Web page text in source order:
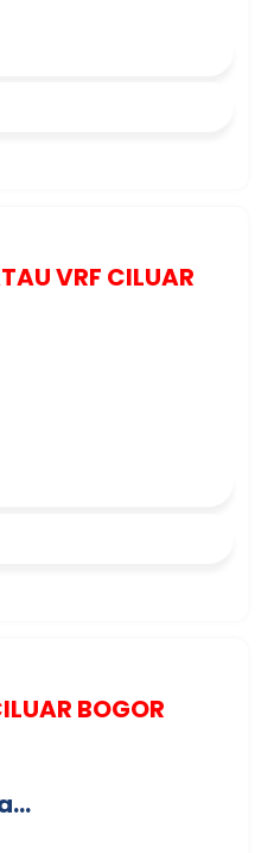
VRF CILUAR
BOGOR